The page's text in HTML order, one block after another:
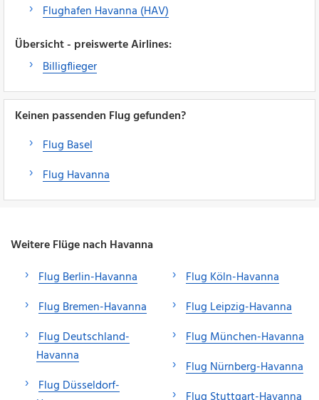
Flughafen Havanna (HAV)
Übersicht - preiswerte Airlines:
Billigflieger
Keinen passenden Flug gefunden?
Flug Basel
Flug Havanna
Weitere Flüge nach Havanna
Flug Berlin-Havanna
Flug Bremen-Havanna
Flug Deutschland-
Havanna
Flug Düsseldorf-
Flug Köln-Havanna
Flug Leipzig-Havanna
Flug München-Havanna
Flug Nürnberg-Havanna